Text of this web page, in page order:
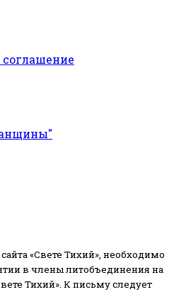
соглашение
«Свете Тихий», необходимо
в члены литобъединения на
Тихий». К письму следует